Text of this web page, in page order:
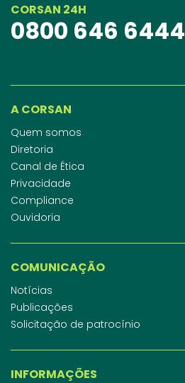
CORSAN 24H
0800 646 6444
A CORSAN
Quem somos
Diretoria
Canal de Ética
Privacidade
Compliance
Ouvidoria
COMUNICAÇÃO
Notícias
Publicações
Solicitação de patrocínio
INFORMAÇÕES